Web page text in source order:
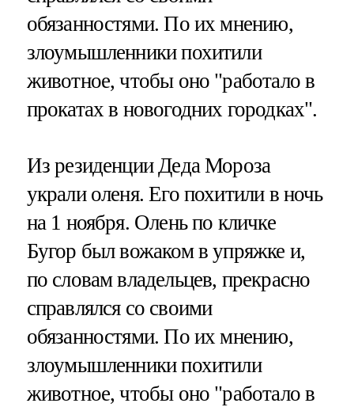
обязанностями. По их мнению,
злоумышленники похитили
животное, чтобы оно "работало в
прокатах в новогодних городках".
Из резиденции Деда Мороза
украли оленя. Его похитили в ночь
на 1 ноября. Олень по кличке
Бугор был вожаком в упряжке и,
по словам владельцев, прекрасно
справлялся со своими
обязанностями. По их мнению,
злоумышленники похитили
животное, чтобы оно "работало в